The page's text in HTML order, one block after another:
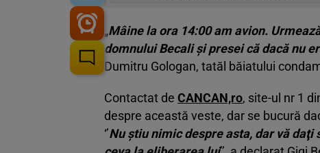
„Mâine la ora 14:00 am avion.
domnului Becali şi presei că dacă nu
Dumitru Gologan, tatăl băiatului
Contactat de CANCAN,ro, site-ul nr 1
despre această veste, dar se bucură
‘’Nu ştiu nimic despre asta, dar vă